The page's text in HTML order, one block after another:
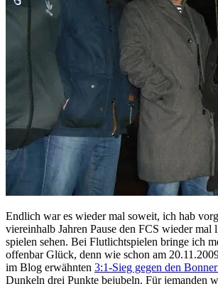
Endlich war es wieder mal soweit, ich hab
viereinhalb Jahren Pause den FCS wieder
spielen sehen. Bei Flutlichtspielen bringe ich
offenbar Glück, denn wie schon am
im Blog erwähnten 3:1-Sieg gegen den
Dunkeln drei Punkte bejubeln. Für jemanden